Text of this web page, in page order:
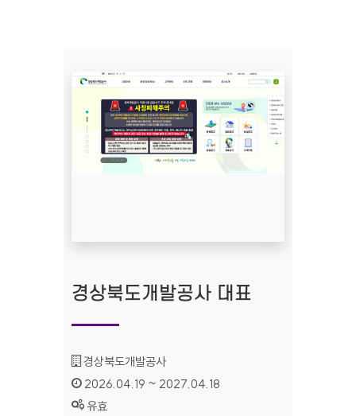
경상북도개발공사 대표
기관명 :
경상북도개발공사
인증기간 :
2026.04.19 ~ 2027.04.18
상태 :
유효